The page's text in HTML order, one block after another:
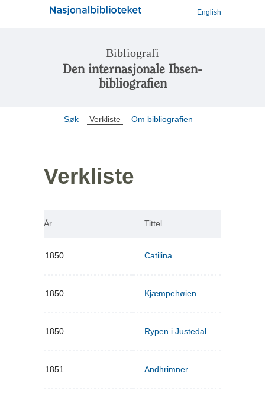
English
Bibliografi
Den internasjonale Ibsen-
bibliografien
Søk Verkliste Om bibliografien
Verkliste
År Tittel
1850 Catilina
1850 Kjæmpehøien
1850 Rypen i Justedal
1851 Andhrimner